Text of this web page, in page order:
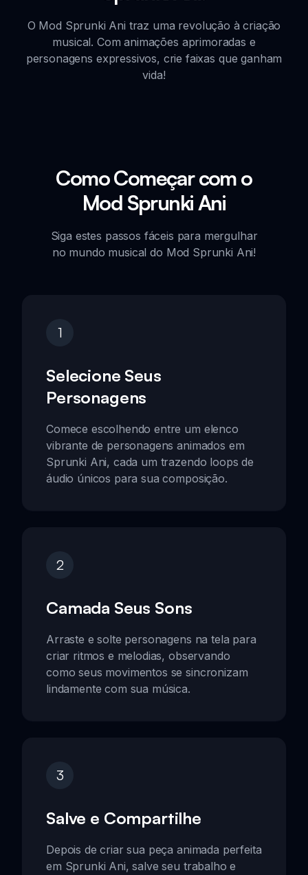
O Mod Sprunki Ani traz uma revolução à criação
musical. Com animações aprimoradas e
personagens expressivos, crie faixas que ganham
vida!
Como Começar com o
Mod Sprunki Ani
Siga estes passos fáceis para mergulhar
no mundo musical do Mod Sprunki Ani!
1
Selecione Seus
Personagens
Comece escolhendo entre um elenco
vibrante de personagens animados em
Sprunki Ani, cada um trazendo loops de
áudio únicos para sua composição.
2
Camada Seus Sons
Arraste e solte personagens na tela para
criar ritmos e melodias, observando
como seus movimentos se sincronizam
lindamente com sua música.
3
Salve e Compartilhe
Depois de criar sua peça animada perfeita
em Sprunki Ani, salve seu trabalho e